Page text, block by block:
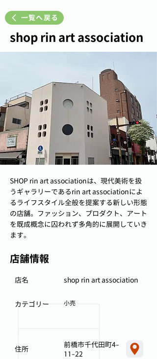
一覧へ戻る
shop rin art association
SHOP rin art associationは、現代美術を扱
うギャラリーであるrin art associationによ
るライフスタイル全般を提案する新しい形態
の店舗。ファッション、プロダクト、アート
を既成概念に囚われず多角的に展開していき
ます。
店舗情報
shop rin art association
店名
小売
カテゴリー
前橋市千代田町4-
11-22
住所